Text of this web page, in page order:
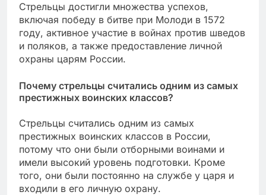
Стрельцы достигли множества успехов,
включая победу в битве при Молоди в 1572
году, активное участие в войнах против шведов
и поляков, а также предоставление личной
охраны царям России.
Почему стрельцы считались одним из самых
престижных воинских классов?
Стрельцы считались одним из самых
престижных воинских классов в России,
потому что они были отборными воинами и
имели высокий уровень подготовки. Кроме
того, они были постоянно на службе у царя и
входили в его личную охрану.